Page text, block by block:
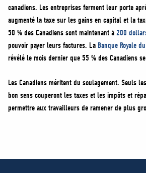
canadiens. Les entreprises ferment leur porte
augmenté la taxe sur les gains en capital et la
50 % des Canadiens sont maintenant à 200
pouvoir payer leurs factures. La Banque Royale
révélé le mois dernier que 55 % des Canadiens
Les Canadiens méritent du soulagement. Seuls
bon sens couperont les taxes et les impôts et
permettre aux travailleurs de ramener de plus